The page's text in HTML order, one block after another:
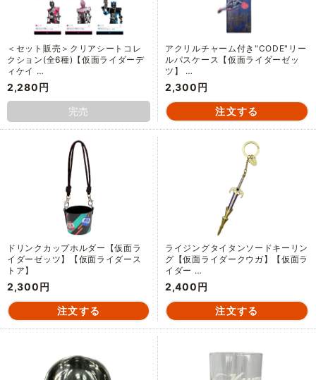
＜セット販売＞クリアシートコレ
クション(全6種)【仮面ライダーデ
ィケイ …
2,280円
完売
アクリルチャーム付き"CODE"リー
ルパスケース【仮面ライダーゼッ
ツ】 …
2,300円
ドリンクカップホルダー【仮面ラ
イダーゼッツ】【仮面ライダース
トア】
2,300円
ライジングタイタンソードキーリン
グ【仮面ライダークウガ】【仮面ラ
イダー …
2,400円